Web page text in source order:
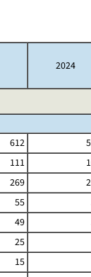
2024
612
111
269
55
49
25
15